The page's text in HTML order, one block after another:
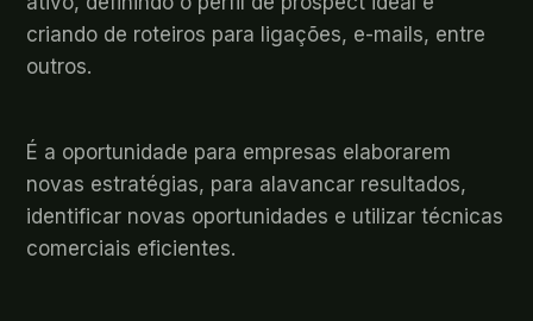
criando de roteiros para ligações, e-mails, entre
outros.
É a oportunidade para empresas elaborarem
novas estratégias, para alavancar resultados,
identificar novas oportunidades e utilizar técnicas
comerciais eficientes.